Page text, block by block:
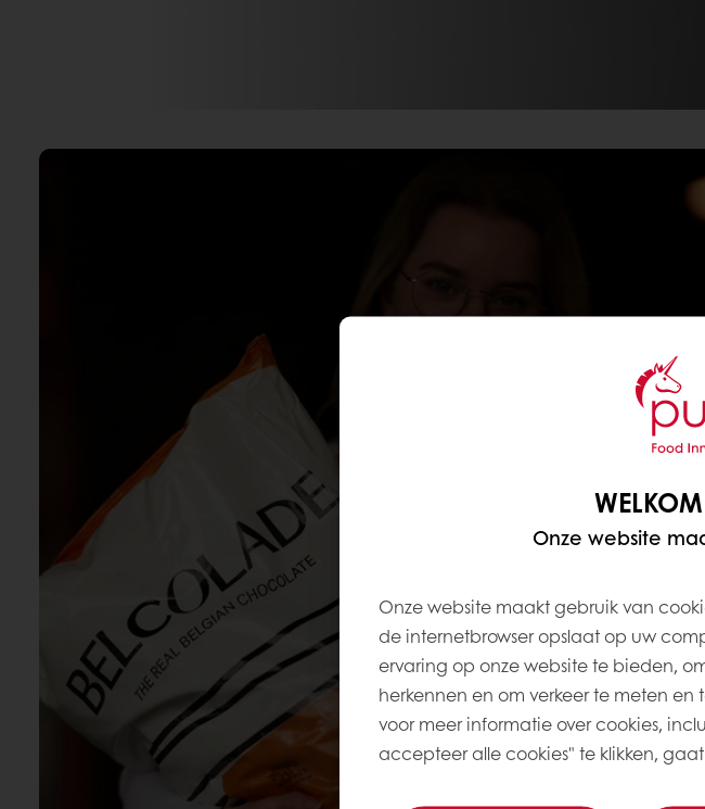
Onze website
Onze website maakt gebruik van
de internetbrowser opslaat op uw
ervaring op onze website te bieden,
herkennen en om verkeer te meten en
voor meer informatie over cookies,
accepteer alle cookies" te klikken,